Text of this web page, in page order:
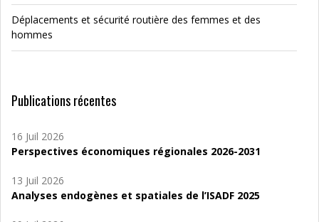
Déplacements et sécurité routière des femmes et des
hommes
Publications récentes
16 Juil 2026
Perspectives économiques régionales 2026-2031
13 Juil 2026
Analyses endogènes et spatiales de l’ISADF 2025